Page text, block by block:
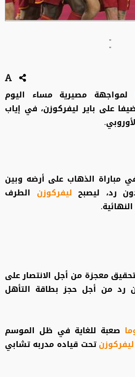
"
"
لمواجهة مصيرية مساء اليوم
على باير ليفركوزن، في إياب
مباراة الذهاب على أرضه وبين
رد، ليصبح ليفركوزن الطرف
معجزة من أجل الانتصار على
رد من أجل حجز بطاقة التأهل
صعبة للغاية في ظل الموسم
ليفركوزنتحت قياده مدربه تشابي